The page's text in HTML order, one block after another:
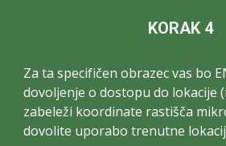
KORAK 4
Za ta specifičen obrazec vas bo
dovoljenje o dostopu do lokacije
zabeleži koordinate rastišča
dovolite uporabo trenutne